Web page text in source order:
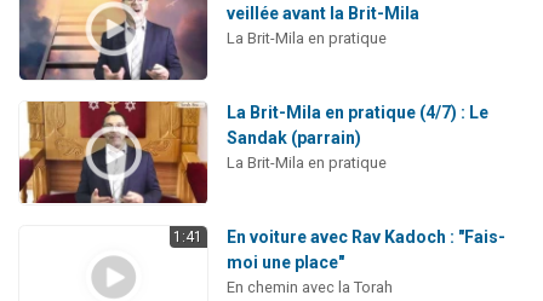
veillée avant la Brit-Mila
La Brit-Mila en pratique
La Brit-Mila en pratique (4/7) : Le
Sandak (parrain)
La Brit-Mila en pratique
1:41
En voiture avec Rav Kadoch : "Fais-
moi une place"
En chemin avec la Torah